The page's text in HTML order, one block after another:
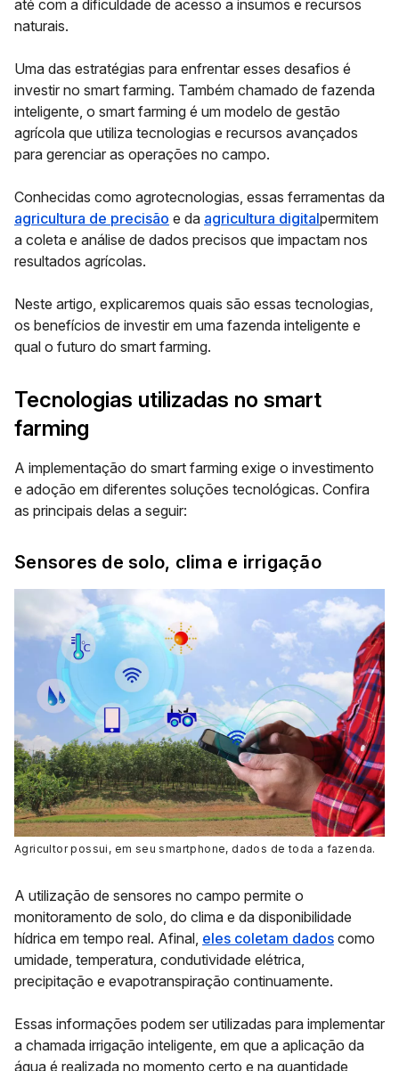
até com a dificuldade de acesso a insumos e recursos
naturais.
Uma das estratégias para enfrentar esses desafios é
investir no smart farming. Também chamado de fazenda
inteligente, o smart farming é um modelo de gestão
agrícola que utiliza tecnologias e recursos avançados
para gerenciar as operações no campo.
Conhecidas como agrotecnologias, essas ferramentas da
agricultura de precisão e da agricultura digitalpermitem
a coleta e análise de dados precisos que impactam nos
resultados agrícolas.
Neste artigo, explicaremos quais são essas tecnologias,
os benefícios de investir em uma fazenda inteligente e
qual o futuro do smart farming.
Tecnologias utilizadas no smart
farming
A implementação do smart farming exige o investimento
e adoção em diferentes soluções tecnológicas. Confira
as principais delas a seguir:
Sensores de solo, clima e irrigação
Agricultor possui, em seu smartphone, dados de toda a fazenda.
A utilização de sensores no campo permite o
monitoramento de solo, do clima e da disponibilidade
hídrica em tempo real. Afinal, eles coletam dados como
umidade, temperatura, condutividade elétrica,
precipitação e evapotranspiração continuamente.
Essas informações podem ser utilizadas para implementar
a chamada irrigação inteligente, em que a aplicação da
água é realizada no momento certo e na quantidade